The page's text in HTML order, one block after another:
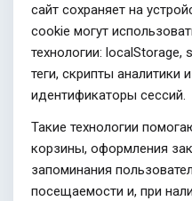
сайт сохраняет на
cookie могут
технологии: localStorage,
теги, скрипты аналитики
идентификаторы сессий.
Такие технологии
корзины, оформления
запоминания
посещаемости и, при